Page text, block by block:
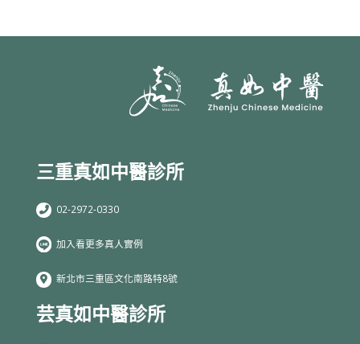
三重真如中醫診所
02-2972-0330
加入看更多真人實例
新北市三重區文化南路特8號
芸真如中醫診所